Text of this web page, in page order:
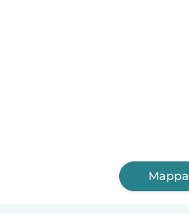
Mappa